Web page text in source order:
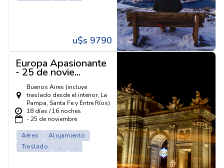
u$s 9790
Europa Apasionante
- 25 de novie...
Buenos Aires (incluye
traslado desde el interior, La
Pampa, Santa Fe y Entre Ríos)
18 días / 16 noches
- 25 de noviembre
Aéreo
Alojamiento
Traslado
... ...